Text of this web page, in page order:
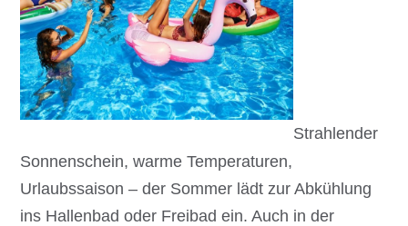
Strahlender
Sonnenschein, warme Temperaturen,
Urlaubssaison – der Sommer lädt zur Abkühlung
ins Hallenbad oder Freibad ein. Auch in der